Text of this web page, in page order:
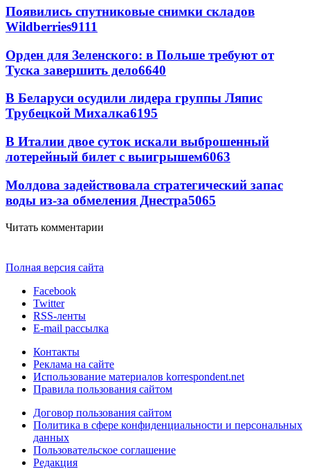
Появились спутниковые снимки складов
Wildberries9111
Орден для Зеленского: в Польше требуют от
Туска завершить дело6640
В Беларуси осудили лидера группы Ляпис
Трубецкой Михалка6195
В Италии двое суток искали выброшенный
лотерейный билет с выигрышем6063
Молдова задействовала стратегический запас
воды из-за обмеления Днестра5065
Читать комментарии
Полная версия сайта
Facebook
Twitter
RSS-ленты
E-mail рассылка
Контакты
Реклама на сайте
Использование материалов korrespondent.net
Правила пользования сайтом
Договор пользования сайтом
Политика в сфере конфиденциальности и персональных
данных
Пользовательское соглашение
Редакция